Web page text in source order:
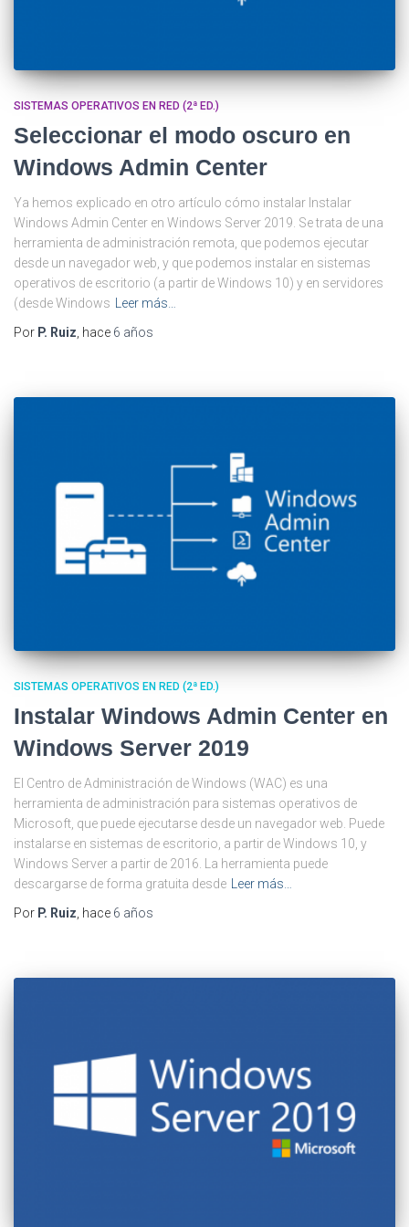
SISTEMAS OPERATIVOS EN RED (2ª ED.)
Seleccionar el modo oscuro en
Windows Admin Center
Ya hemos explicado en otro artículo cómo instalar Instalar
Windows Admin Center en Windows Server 2019. Se trata de una
herramienta de administración remota, que podemos ejecutar
desde un navegador web, y que podemos instalar en sistemas
operativos de escritorio (a partir de Windows 10) y en servidores
(desde Windows
Leer más…
Por P. Ruiz , hace 6 años
SISTEMAS OPERATIVOS EN RED (2ª ED.)
Instalar Windows Admin Center en
Windows Server 2019
El Centro de Administración de Windows (WAC) es una
herramienta de administración para sistemas operativos de
Microsoft, que puede ejecutarse desde un navegador web. Puede
instalarse en sistemas de escritorio, a partir de Windows 10, y
Windows Server a partir de 2016. La herramienta puede
descargarse de forma gratuita desde Leer más…
Por P. Ruiz, hace 6 años